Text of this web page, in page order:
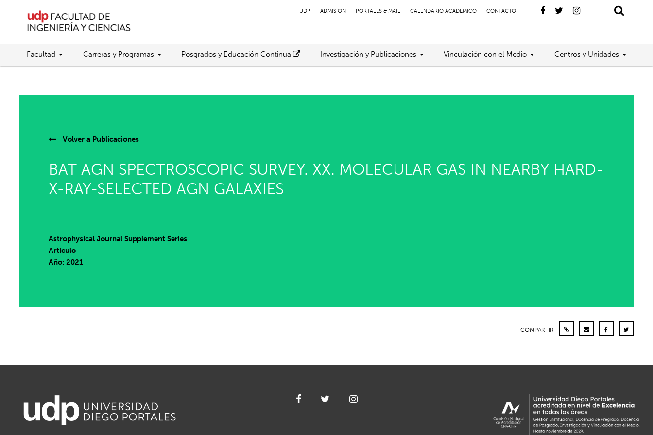
UDP ADMISIÓN PORTALES & MAIL CALENDARIO ACADÉMICO CONTACTO
Facultad Carreras y Programas Posgrados y Educación Continua Investigación y Publicaciones Vinculación con el Medio Centros y Unidades
Volver a Publicaciones
BAT AGN SPECTROSCOPIC SURVEY. XX. MOLECULAR GAS IN NEARBY HARD-
X-RAY-SELECTED AGN GALAXIES
Astrophysical Journal Supplement Series
Artículo
Año: 2021
COMPARTIR